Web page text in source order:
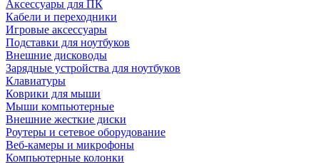
Аксессуары для ПК
Кабели и переходники
Игровые аксессуары
Подставки для ноутбуков
Внешние дисководы
Зарядные устройства для ноутбуков
Клавиатуры
Коврики для мыши
Мыши компьютерные
Внешние жесткие диски
Роутеры и сетевое оборудование
Веб-камеры и микрофоны
Компьютерные колонки